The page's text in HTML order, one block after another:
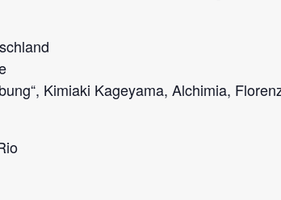
Kimiaki Kageyama, Alchimia,